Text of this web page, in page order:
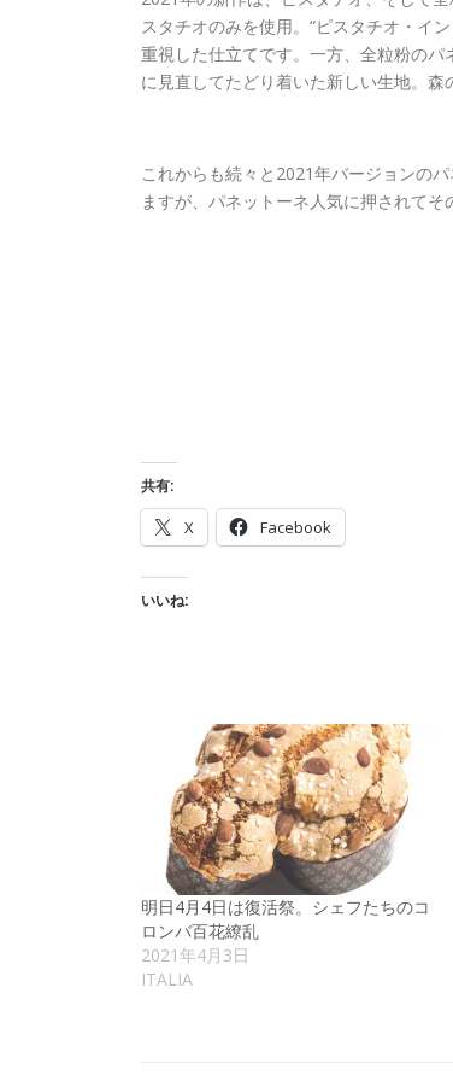
スタチオのみを使用。“ピスタチオ・イ
重視した仕立てです。一方、全粒粉の
に見直してたどり着いた新しい生地。森
これからも続々と2021年バージョンの
ますが、パネットーネ人気に押されてそ
共有:
X Facebook
いいね:
明日4月4日は復活祭。シェフたちのコ
ロンバ百花繚乱
2021年4月3日
ITALIA